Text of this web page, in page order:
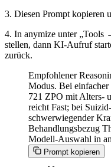
3. Diesen Prompt kopieren
4. In anymize unter „Tools
stellen, dann KI-Aufruf
zurück.
Empfohlener
Modus. Bei einfacher
721 ZPO mit Alters-
reicht Fast; bei
schwerwiegender
Behandlungsbezug
Modell-Auswahl in
Prompt kopieren